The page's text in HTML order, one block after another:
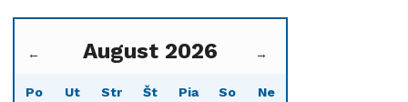
← August 2026 →
Po Ut Str Št Pia So Ne